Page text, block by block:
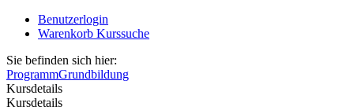
Benutzerlogin
Warenkorb Kurssuche
Sie befinden sich hier:
ProgrammGrundbildung
Kursdetails
Kursdetails